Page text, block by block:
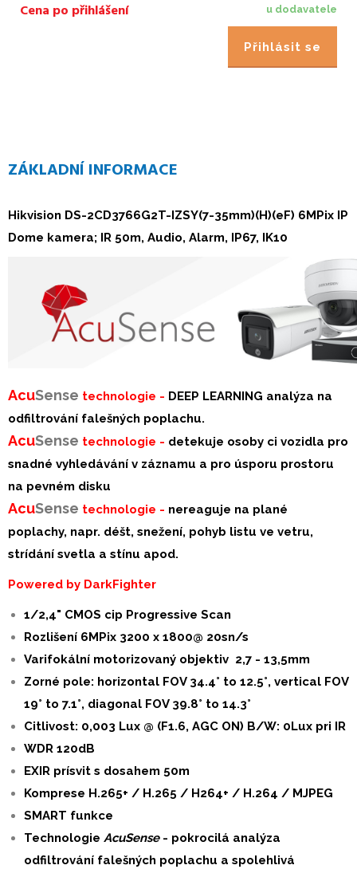
u dodavatele
Cena po přihlášení
Přihlásit se
ZÁKLADNÍ INFORMACE
Hikvision DS-2CD3766G2T-IZSY(7-35mm)(H)(eF) 6MPix IP
Dome kamera; IR 50m, Audio, Alarm, IP67, IK10
AcuSense technologie - DEEP LEARNING analýza na
odfiltrování falešných poplachu.
AcuSense technologie - detekuje osoby ci vozidla pro
snadné vyhledávání v záznamu a pro úsporu prostoru
na pevném disku
AcuSense technologie - nereaguje na plané
poplachy, napr. déšt, snežení, pohyb listu ve vetru,
strídání svetla a stínu apod.
Powered by DarkFighter
1/2,4" CMOS cip Progressive Scan
Rozlišení 6MPix 3200 x 1800@ 20sn/s
Varifokální motorizovaný objektiv 2,7 - 13,5mm
Zorné pole: horizontal FOV 34.4° to 12.5°, vertical FOV
19° to 7.1°, diagonal FOV 39.8° to 14.3°
Citlivost: 0,003 Lux @ (F1.6, AGC ON) B/W: 0Lux pri IR
WDR 120dB
EXIR prísvit s dosahem 50m
Komprese H.265+ / H.265 / H264+ / H.264 / MJPEG
SMART funkce
Technologie AcuSense- pokrocilá analýza
odfiltrování falešných poplachu a spolehlivá